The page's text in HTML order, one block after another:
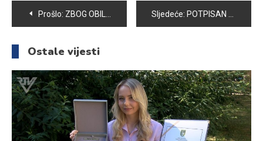
Navigacija
članaka
Prošlo: ZBOG OBILNIH PADAVINA CIVILNA ZAŠTITA OPĆINE VOGOŠĆA NOĆ PROVELA NA TERENU, VODOSTAJI U OPADANJU Sljedeće: POTPISAN MEMORANDUM O RAZUMJEVANJU IZMEĐU OPĆINE VOGOŠĆA I RAZVOJNOG PROGRAMA UJEDINJENIH NACIJA
Ostale vijesti